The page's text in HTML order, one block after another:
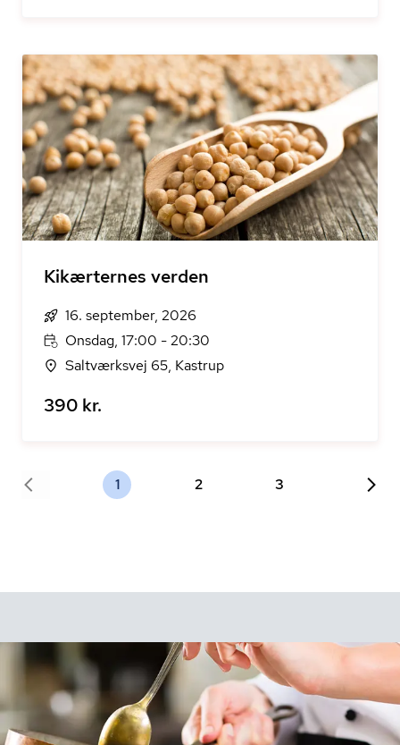
Kikærternes verden
16. september, 2026
Onsdag, 17:00 - 20:30
Saltværksvej 65, Kastrup
390 kr.
1 2 3